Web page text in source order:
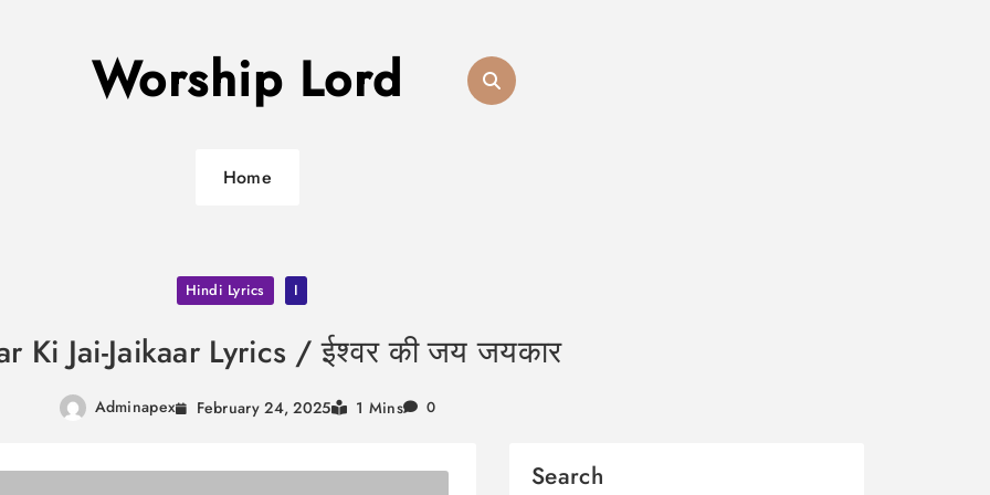
Worship Lord
Home
Hindi Lyrics I
Ki Jai-Jaikaar Lyrics / ईश्वर की जय जयकार
Adminapex February 24, 2025 1 Mins 0
Search